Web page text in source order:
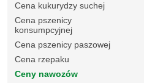
Cena kukurydzy suchej
Cena pszenicy
konsumpcyjnej
Cena pszenicy paszowej
Cena rzepaku
Ceny nawozów